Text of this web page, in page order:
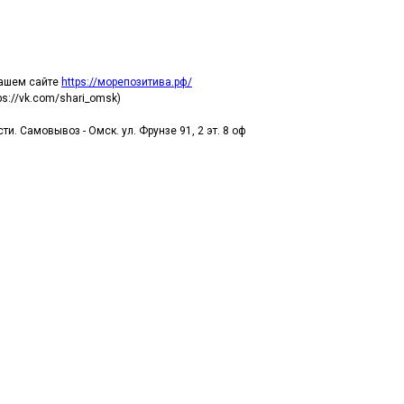
сайте https://морепозитива.рф/
vk.com/shari_omsk)
Самовывоз - Омск. ул. Фрунзе 91, 2 эт. 8 оф